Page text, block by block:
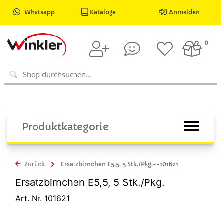
Whatsapp Kataloge Anmelden
0
Produktkategorie
Zurück Ersatzbirnchen E5,5, 5 Stk./Pkg.--101621
Ersatzbirnchen E5,5, 5 Stk./Pkg.
Art. Nr. 101621